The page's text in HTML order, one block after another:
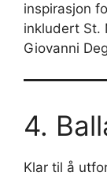
inspirasjon
inkludert St.
Giovanni
4.
Klar til å